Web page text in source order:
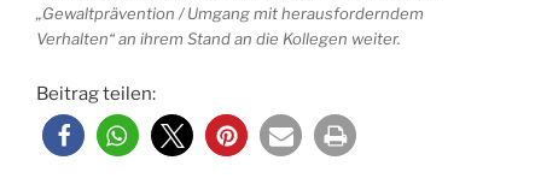
„Gewaltprävention / Umgang mit herausforderndem
Verhalten“ an ihrem Stand an die Kollegen weiter.
Beitrag teilen: